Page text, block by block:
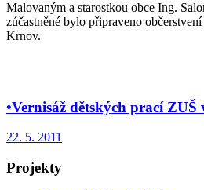
Malovaným a starostkou obce Ing.
zúčastněné bylo připraveno
Krnov.
•Vernisáž dětských prací
22. 5. 2011
Projekty